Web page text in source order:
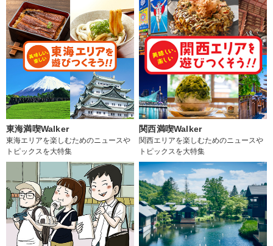
東海満喫Walker
東海エリアを楽しむためのニュースや
トピックスを大特集
関西満喫Walker
関西エリアを楽しむためのニュースや
トピックスを大特集